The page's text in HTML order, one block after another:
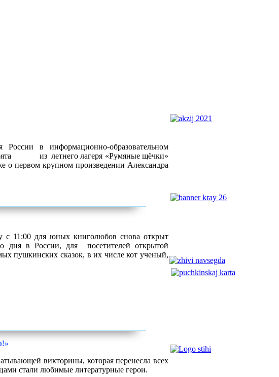
в информационно-образовательном
из летнего лагеря «Румяные щёчки»
о первом крупном произведении Александра
с 11:00 для юных книголюбов снова открыт
дня в России, для посетителей открытой
пушкинских сказок, в их числе кот ученый,
викторины, которая перенесла всех
стали любимые литературные герои.